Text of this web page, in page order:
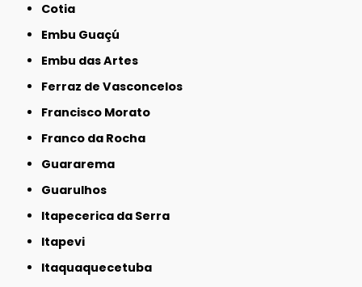
Cotia
Embu Guaçú
Embu das Artes
Ferraz de Vasconcelos
Francisco Morato
Franco da Rocha
Guararema
Guarulhos
Itapecerica da Serra
Itapevi
Itaquaquecetuba